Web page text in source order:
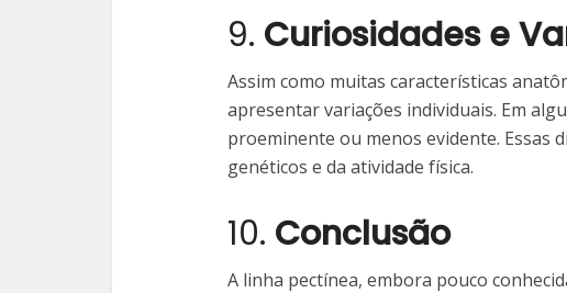
9. Curiosidades e
Assim como muitas características
apresentar variações individuais. Em
proeminente ou menos evidente. Essas
genéticos e da atividade física.
10. Conclusão
A linha pectínea, embora pouco